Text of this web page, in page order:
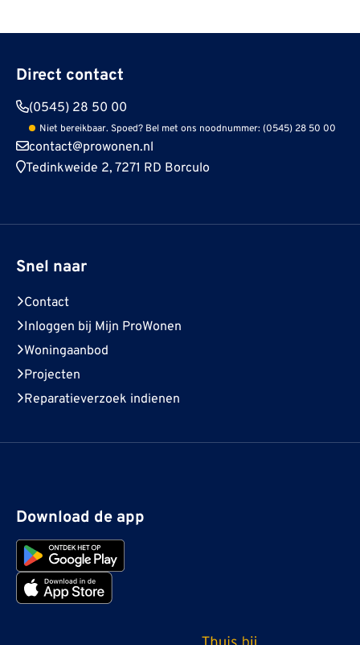
Direct contact
(0545) 28 50 00
Niet bereikbaar. Spoed? Bel met ons noodnummer: (0545) 28 50 00
contact@prowonen.nl
Tedinkweide 2, 7271 RD Borculo
Snel naar
Contact
Inloggen bij Mijn ProWonen
Woningaanbod
Projecten
Reparatieverzoek indienen
Download de app